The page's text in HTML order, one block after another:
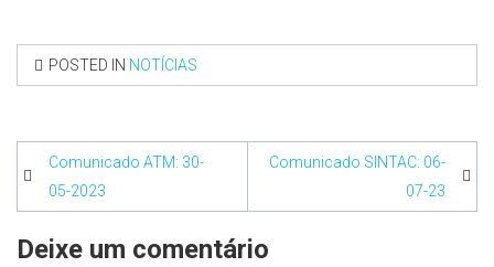
POSTED IN NOTÍCIAS
Navegação
de
artigos
Comunicado ATM: 30-
05-2023
Comunicado SINTAC: 06-
07-23
Deixe um comentário